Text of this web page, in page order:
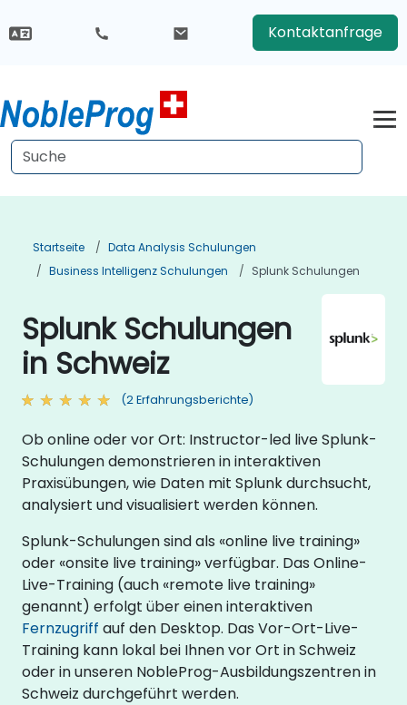
Kontaktanfrage
Startseite
Data Analysis Schulungen
Business Intelligenz Schulungen
Splunk Schulungen
Splunk Schulungen
in Schweiz
(2 Erfahrungsberichte)
Ob online oder vor Ort: Instructor-led live Splunk-
Schulungen demonstrieren in interaktiven
Praxisübungen, wie Daten mit Splunk durchsucht,
analysiert und visualisiert werden können.
Splunk-Schulungen sind als «online live training»
oder «onsite live training» verfügbar. Das Online-
Live-Training (auch «remote live training»
genannt) erfolgt über einen interaktiven
Fernzugriff auf den Desktop. Das Vor-Ort-Live-
Training kann lokal bei Ihnen vor Ort in Schweiz
oder in unseren NobleProg-Ausbildungszentren in
Schweiz durchgeführt werden.